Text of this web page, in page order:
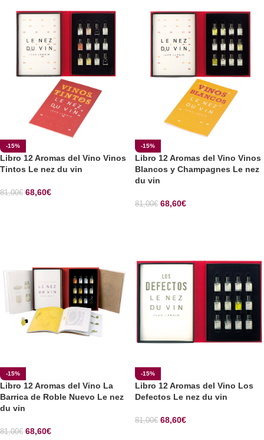
-15%
Libro 12 Aromas del Vino Vinos
Tintos Le nez du vin
81,00€ 68,60€
-15%
Libro 12 Aromas del Vino Vinos
Blancos y Champagnes Le nez
du vin
81,00€ 68,60€
-15%
Libro 12 Aromas del Vino La
Barrica de Roble Nuevo Le nez
du vin
81,00€ 68,60€
-15%
Libro 12 Aromas del Vino Los
Defectos Le nez du vin
81,00€ 68,60€